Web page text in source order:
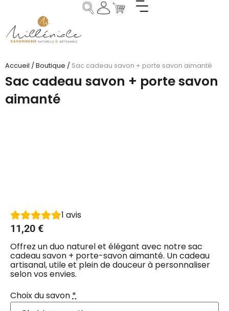
Accueil /Boutique / Sac cadeau savon + porte savon aimanté
Sac cadeau savon + porte savon
aimanté
1 avis
11,20 €
Offrez un duo naturel et élégant avec notre sac
cadeau savon + porte-savon aimanté. Un cadeau
artisanal, utile et plein de douceur à personnaliser
selon vos envies.
Choix du savon*